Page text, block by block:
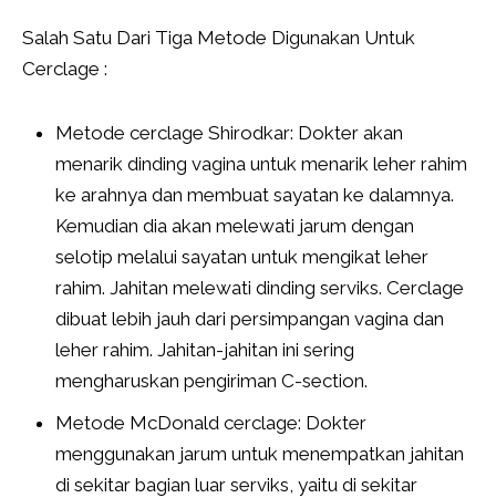
Salah Satu Dari Tiga Metode Digunakan Untuk
Cerclage :
Metode cerclage Shirodkar: Dokter akan
menarik dinding vagina untuk menarik leher rahim
ke arahnya dan membuat sayatan ke dalamnya.
Kemudian dia akan melewati jarum dengan
selotip melalui sayatan untuk mengikat leher
rahim. Jahitan melewati dinding serviks. Cerclage
dibuat lebih jauh dari persimpangan vagina dan
leher rahim. Jahitan-jahitan ini sering
mengharuskan pengiriman C-section.
Metode McDonald cerclage: Dokter
menggunakan jarum untuk menempatkan jahitan
di sekitar bagian luar serviks, yaitu di sekitar